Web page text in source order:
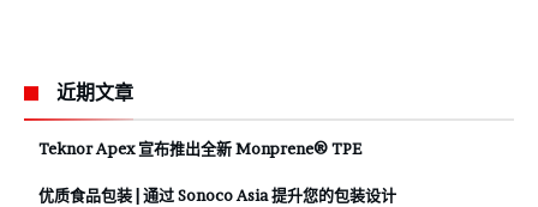
近期文章
Teknor Apex 宣布推出全新 Monprene® TPE
优质食品包装 | 通过 Sonoco Asia 提升您的包装设计